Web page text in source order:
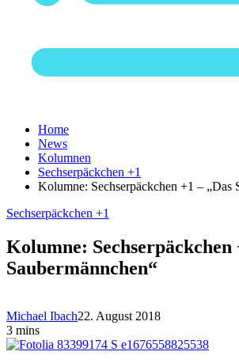
Home
News
Kolumnen
Sechserpäckchen +1
Kolumne: Sechserpäckchen +1 – „Das
Sechserpäckchen +1
Kolumne: Sechserpäckchen
Saubermännchen“
Michael Ibach22. August 2018
3 mins